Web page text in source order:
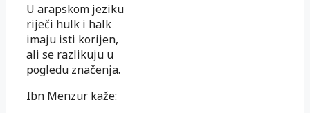
U arapskom jeziku
riječi hulk i halk
imaju isti korijen,
ali se razlikuju u
pogledu značenja.
Ibn Menzur kaže: